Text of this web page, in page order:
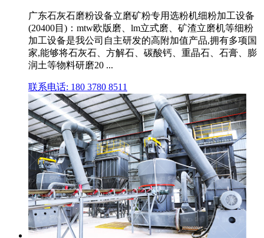
广东石灰石磨粉设备立磨矿粉专用选粉机细粉加工设备
(20400目)：mtw欧版磨、lm立式磨、矿渣立磨机等细粉
加工设备是我公司自主研发的高附加值产品,拥有多项国
家,能够将石灰石、方解石、碳酸钙、重晶石、石膏、膨
润土等物料研磨20 ...
联系电话: 180 3780 8511